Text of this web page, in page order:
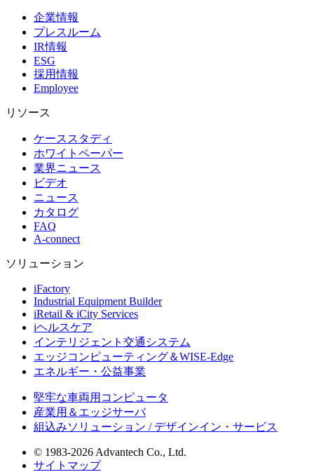
企業情報
プレスルーム
IR情報
ESG
採用情報
Employee
リソース
ケーススタディ
ホワイトペーパー
業界ニュース
ビデオ
ニュース
カタログ
FAQ
A-connect
ソリューション
iFactory
Industrial Equipment Builder
iRetail & iCity Services
iヘルスケア
インテリジェント交通システム
エッジコンピューティング＆WISE-Edge
エネルギー・公益事業
堅牢な車両用コンピュータ
産業用＆エッジサーバ
組込みソリューション / デザインイン・サービス
© 1983-2026 Advantech Co., Ltd.
サイトマップ